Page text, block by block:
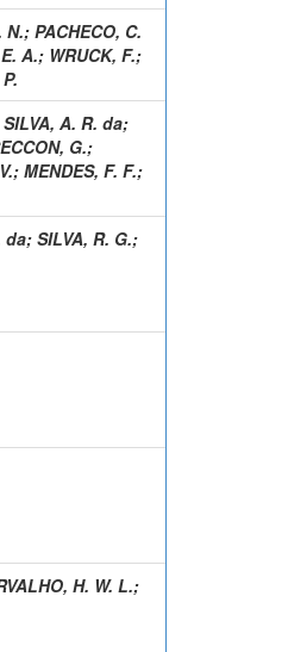
N.; PACHECO, C.
A.; WRUCK, F.;
SILVA, A. R. da;
G.;
; MENDES, F. F.;
da; SILVA, R. G.;
H. W. L.;